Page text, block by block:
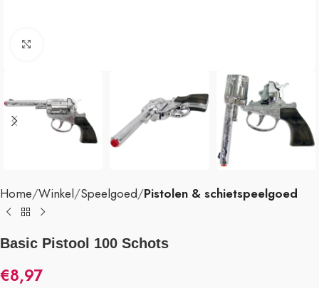
Home Winkel Speelgoed Pistolen & schietspeelgoed
Basic Pistool 100 Schots
€8,97